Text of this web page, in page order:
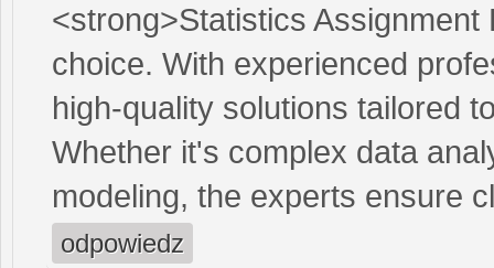
<strong>Statistics
choice. With experienced
high-quality solutions tailored
Whether it's complex data
modeling, the experts ensure
odpowiedz